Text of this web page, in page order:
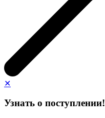
✕
Узнать о поступлении!